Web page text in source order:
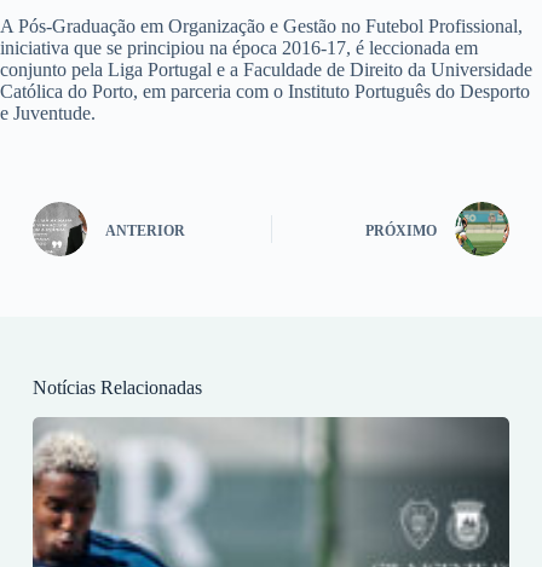
A Pós-Graduação em Organização e Gestão no Futebol Profissional,
iniciativa que se principiou na época 2016-17, é leccionada em
conjunto pela Liga Portugal e a Faculdade de Direito da Universidade
Católica do Porto, em parceria com o Instituto Português do Desporto
e Juventude.
ANTERIOR PRÓXIMO
Notícias Relacionadas